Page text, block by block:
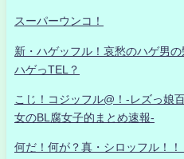
スーパーウンコ！
新・ハゲッフル！哀愁のハゲ男
ハゲっTEL？
こじ！コジッフル@！-レズっ娘
女のBL腐女子的まとめ速報-
何だ！何が？真・シロッフル